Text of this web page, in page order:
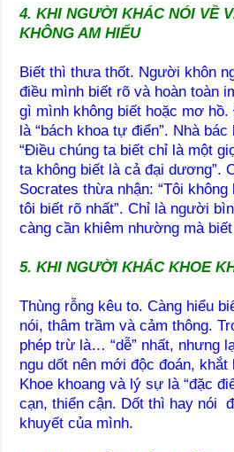
4. KHI NGƯỜI KHÁC NÓI VỀ
KHÔNG AM HIỂU
Biết thì thưa thốt. Người khôn
điều mình biết rõ và hoàn toàn
gì mình không biết hoặc mơ
là “bách khoa tự điển”. Nhà
“Điều chúng ta biết chỉ là một
ta không biết là cả đại dương”.
Socrates thừa nhận: “Tôi
tôi biết rõ nhất”. Chỉ là người
càng cần khiêm nhường mà
5. KHI NGƯỜI KHÁC KHOE
Thùng rỗng kêu to. Càng hiểu
nói, thâm trầm và cảm thông.
phép trừ là… “dễ” nhất, nhưng
ngu dốt nên mới độc đoán, khắt
Khoe khoang và lý sự là “đặc
cạn, thiển cận. Dốt thì hay nói
khuyết của mình.